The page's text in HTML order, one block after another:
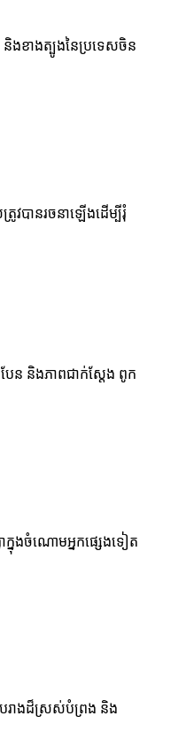
ងខាងត្បូងនៃប្រទេសចិន
វ​បាន​រចនា​ឡើង​ដើម្បី​រុំ​
ន និងភាពជាក់ស្តែង ពូក
ក្នុងចំណោមអ្នកផ្សេងទៀត
ាងដ៏ស្រស់បំព្រង និង